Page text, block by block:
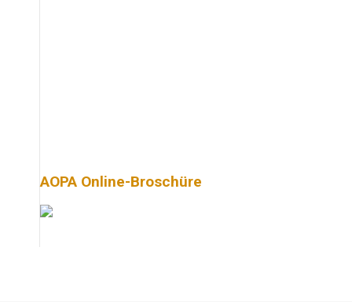
AOPA Online-Broschüre